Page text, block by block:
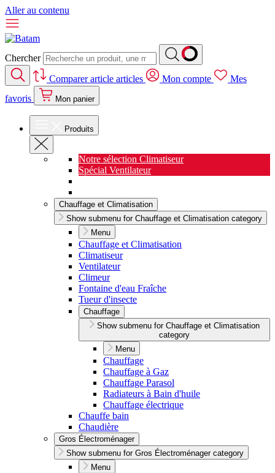
Aller au contenu
Chercher
Comparerarticle articles Mon compte
Mes
favoris
Mon panier
Produits
Notre sélection Climatiseur
Spécial Ventilateur
Chauffage et Climatisation
Show submenu for Chauffage et Climatisation category
Menu
Chauffage et Climatisation
Climatiseur
Ventilateur
Climeur
Fontaine d'eau Fraîche
Tueur d'insecte
Chauffage
Show submenu for Chauffage et Climatisation
category
Menu
Chauffage
Chauffage à Gaz
Chauffage Parasol
Radiateurs à Bain d'huile
Chauffage électrique
Chauffe bain
Chaudière
Gros Électroménager
Show submenu for Gros Électroménager category
Menu